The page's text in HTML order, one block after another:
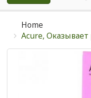
Home
Acure,